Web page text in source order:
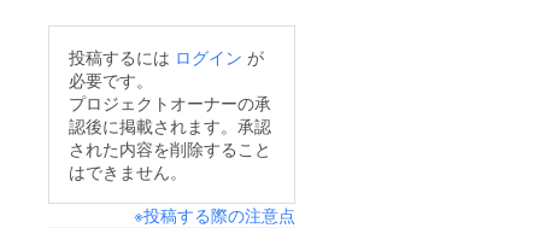
を通過いたしました！
ヴィレッジヴァンガー
ドオンラインでの販売
もいよいよですね
ンディングも残り９
投稿するには ログイン が
必要です。
プロジェクトオーナーの承
認後に掲載されます。承認
された内容を削除すること
はできません。
※投稿する際の注意点